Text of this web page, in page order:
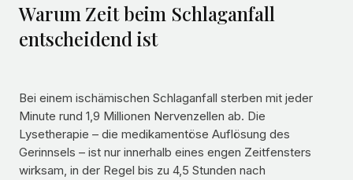
Warum Zeit beim Schlaganfall
entscheidend ist
Bei einem ischämischen Schlaganfall sterben mit jeder
Minute rund 1,9 Millionen Nervenzellen ab. Die
Lysetherapie – die medikamentöse Auflösung des
Gerinnsels – ist nur innerhalb eines engen Zeitfensters
wirksam, in der Regel bis zu 4,5 Stunden nach